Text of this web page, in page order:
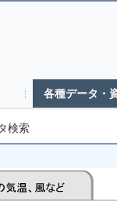
各種データ・
検索